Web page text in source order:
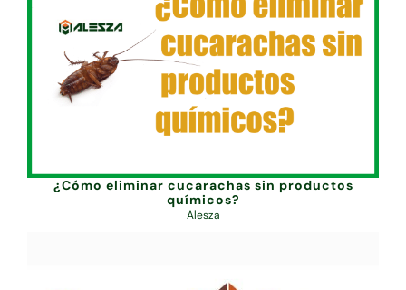
¿Cómo eliminar cucarachas sin productos
químicos?
Alesza